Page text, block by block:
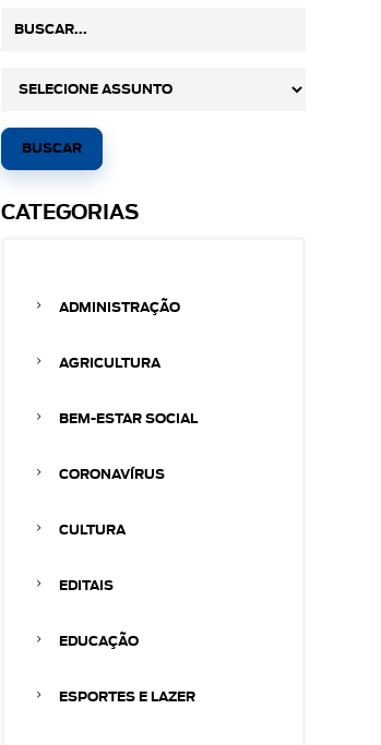
CATEGORIAS
ADMINISTRAÇÃO
AGRICULTURA
BEM-ESTAR SOCIAL
CORONAVÍRUS
CULTURA
EDITAIS
EDUCAÇÃO
ESPORTES E LAZER